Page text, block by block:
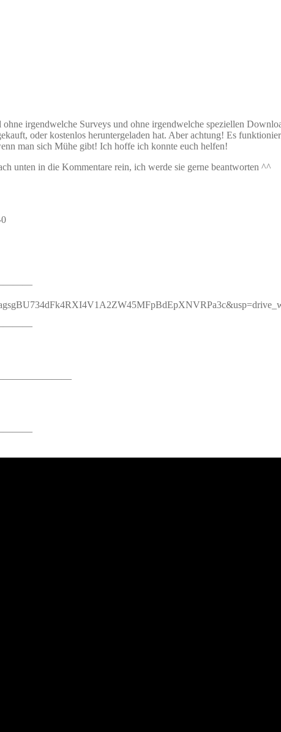
irgendwelche Surveys und ohne irgendwelche speziellen
oder kostenlos heruntergeladen hat. Aber achtung! Es
man sich Mühe gibt! Ich hoffe ich konnte euch helfen!
unten in die Kommentare rein, ich werde sie gerne beantworten ^^